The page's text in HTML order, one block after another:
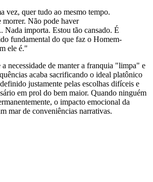
vez, quer tudo ao mesmo tempo.
morrer. Não pode haver
Nada importa. Estou tão cansado. É
fundamental do que faz o Homem-
ele é."
a necessidade de manter a franquia "limpa" e
acaba sacrificando o ideal platônico
justamente pelas escolhas difíceis e
em prol do bem maior. Quando ninguém
o impacto emocional da
mar de conveniências narrativas.